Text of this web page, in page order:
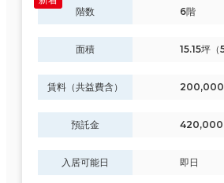
階数 6階
面積 15.15坪
賃料（共益費含） 200,000
預託金 420,000
入居可能日 即日